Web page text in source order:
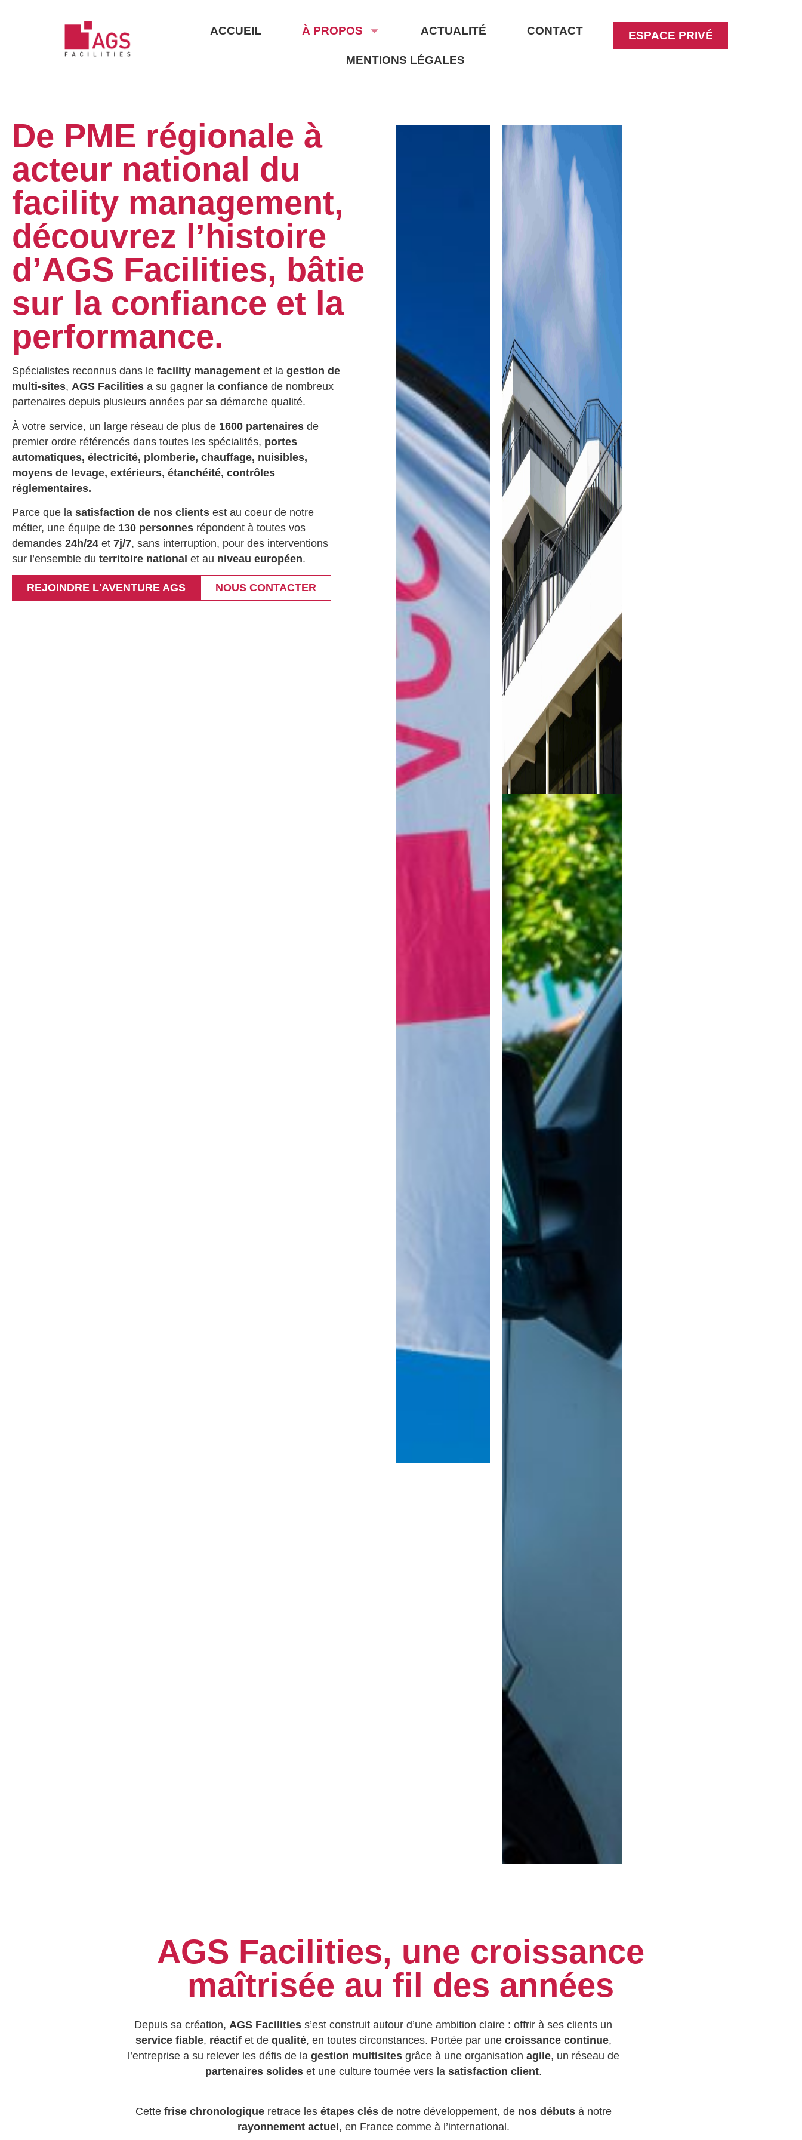
ACCUEIL À PROPOS ACTUALITÉ CONTACT
MENTIONS LÉGALES
ESPACE PRIVÉ
De PME régionale à
acteur national du
facility management,
découvrez l’histoire
d’AGS Facilities, bâtie
sur la confiance et la
performance.
Spécialistes reconnus dans le facility management et la gestion de
multi-sites, AGS Facilities a su gagner la confiance de nombreux
partenaires depuis plusieurs années par sa démarche qualité.
À votre service, un large réseau de plus de 1600 partenaires de
premier ordre référencés dans toutes les spécialités, portes
automatiques, électricité, plomberie, chauffage, nuisibles,
moyens de levage, extérieurs, étanchéité, contrôles
réglementaires.
Parce que la satisfaction de nos clients est au coeur de notre
métier, une équipe de 130 personnes répondent à toutes vos
demandes 24h/24 et 7j/7, sans interruption, pour des interventions
sur l’ensemble du territoire national et au niveau européen.
REJOINDRE L'AVENTURE AGS NOUS CONTACTER
AGS Facilities, une croissance
maîtrisée au fil des années
Depuis sa création,AGS Facilities s’est construit autour d’une ambition claire : offrir à ses clients un
service fiable, réactifet de qualité, en toutes circonstances. Portée par une croissance continue,
l’entreprise a su relever les défis de la gestion multisitesgrâce à une organisation agile, un réseau de
partenaires solideset une culture tournée vers la satisfaction client.
Cette frise chronologiqueretrace les étapes clésde notre développement, de nos débutsà notre
rayonnement actuel, en France comme à l’international.